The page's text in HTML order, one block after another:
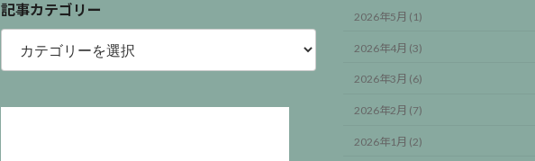
記事カテゴリー
記
テ
リ
2026年5月 (1)
2026年4月 (3)
2026年3月 (6)
2026年2月 (7)
2026年1月 (2)